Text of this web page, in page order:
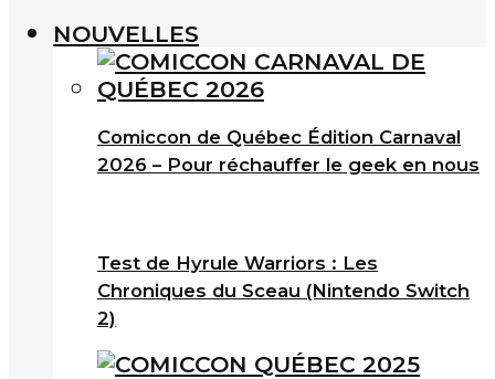
NOUVELLES
Comiccon de Québec Édition Carnaval
2026 – Pour réchauffer le geek en nous
Test de Hyrule Warriors : Les
Chroniques du Sceau (Nintendo Switch
2)